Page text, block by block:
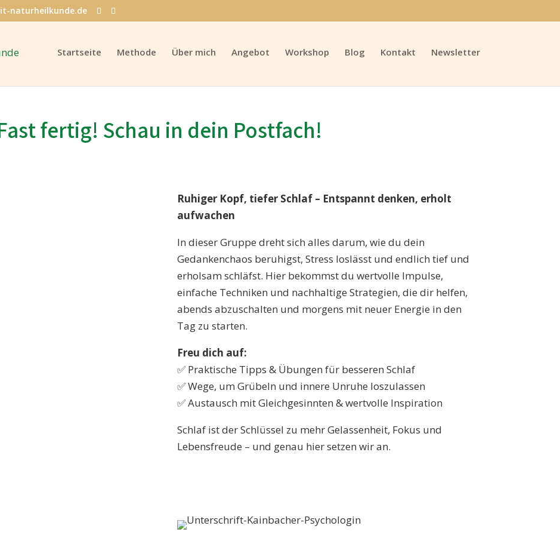
naturheilkunde.de
Startseite Methode Über mich Angebot Workshop Blog Kontakt Newsletter
fertig! Schau in dein Postfach!
Ruhiger Kopf, tiefer Schlaf – Entspannt denken, erholt
aufwachen
In dieser Gruppe dreht sich alles darum, wie du dein
Gedankenchaos beruhigst, Stress loslässt und endlich tief und
erholsam schläfst. Hier bekommst du wertvolle Impulse,
einfache Techniken und nachhaltige Strategien, die dir helfen,
abends abzuschalten und morgens mit neuer Energie in den
Tag zu starten.
Freu dich auf:
✅ Praktische Tipps & Übungen für besseren Schlaf
✅ Wege, um Grübeln und innere Unruhe loszulassen
✅ Austausch mit Gleichgesinnten & wertvolle Inspiration
Schlaf ist der Schlüssel zu mehr Gelassenheit, Fokus und
Lebensfreude – und genau hier setzen wir an.